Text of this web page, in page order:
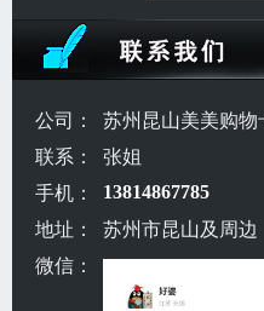
公司：
苏州昆山美美购
联系：
张姐
手机：
13814867785
地址：
苏州市昆山及周边
微信：